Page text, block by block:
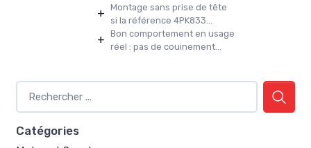
+ Montage sans prise de tête
si la référence 4PK833...
+ Bon comportement en usage
réel : pas de couinement...
Catégories